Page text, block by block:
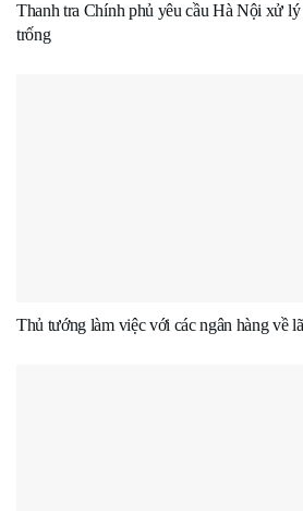
Thanh tra Chính phủ yêu cầu Hà Nội xử
trống
Thủ tướng làm việc với các ngân hàng về